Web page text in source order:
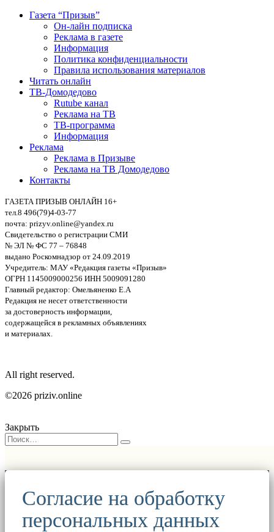
Газета “Призыв”
Он-лайн подписка
Реклама в газете
Информация
Политика конфиденциальности
Правила использования материалов
Читать онлайн
ТВ-Домодедово
Rutube канал
Реклама на ТВ
ТВ-программа
Информация
Реклама
Реклама в Призыве
Реклама на ТВ Домодедово
Контакты
ГАЗЕТА ПРИЗЫВ ОНЛАЙН 16+
тел.8 496(79)4-03-77
почта: prizyv.online@yandex.ru
Свидетельство о регистрации СМИ
№ ЭЛ № ФС 77 – 76848
выдано Роскомнадзор от 24.09.2019
Учредитель: МАУ «Редакция газеты «Призыв»
ОГРН 1145009000256 ИНН 5009091280
Главный редактор: Омельяненко Е.А
Редакция не несет ответственности
за достоверность информации,
содержащейся в рекламных объявлениях
и материалах.
All right reserved.
©2026 priziv.online
Закрыть
Согласие на обработку
персональных данных